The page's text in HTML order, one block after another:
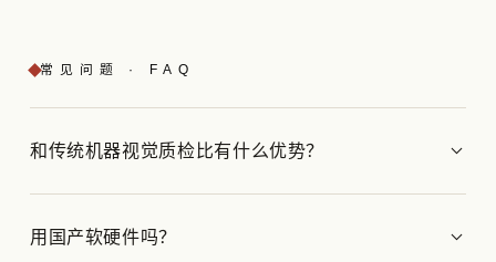
常见问题 · FAQ
和传统机器视觉质检比有什么优势？
用国产软硬件吗？